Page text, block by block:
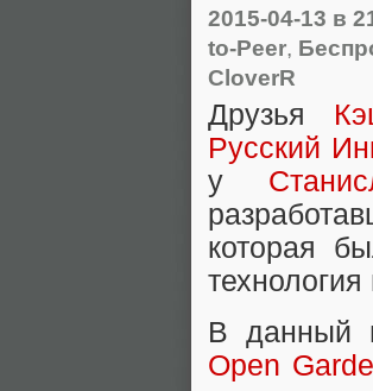
2015-04-13 в
to-Peer,
CloverR
Друзья
Русский
у
которая
В данный
Open